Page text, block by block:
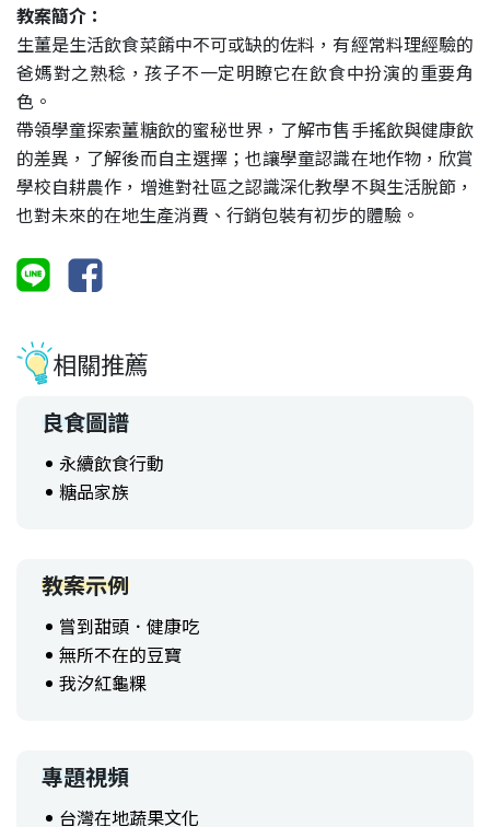
教案簡介：
生薑是生活飲食菜餚中不可或缺的佐料，有經常料理經驗的
爸媽對之熟稔，孩子不一定明瞭它在飲食中扮演的重要角
色。
帶領學童探索薑糖飲的蜜秘世界，了解市售手搖飲與健康飲
的差異，了解後而自主選擇；也讓學童認識在地作物，欣賞
學校自耕農作，增進對社區之認識深化教學不與生活脫節，
也對未來的在地生產消費、行銷包裝有初步的體驗。
相關推薦
良食圖譜
永續飲食行動
糖品家族
教案示例
嘗到甜頭．健康吃
無所不在的豆寶
我汐紅龜粿
專題視頻
台灣在地蔬果文化